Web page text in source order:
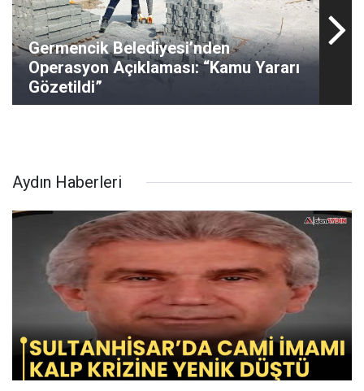
Germencik Belediyesi’nden
Operasyon Açıklaması: “Kamu Yararı
Gözetildi”
Aydın Haberleri